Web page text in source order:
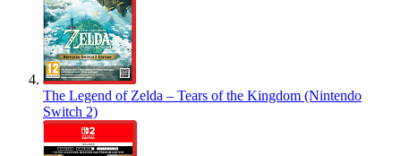
The Legend of Zelda – Tears of the Kingdom (Nintendo
Switch 2)